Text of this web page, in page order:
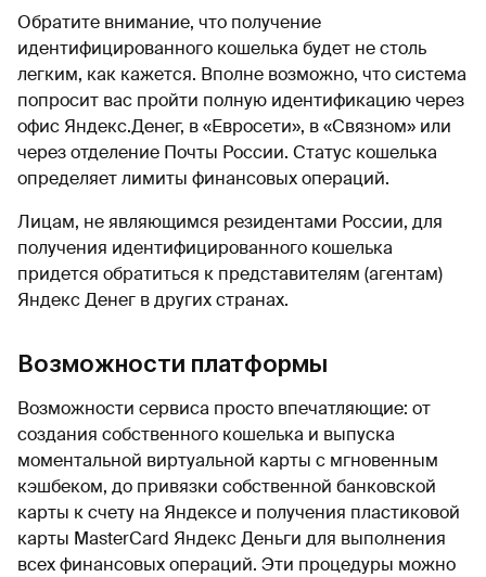
Обратите внимание, что получение
идентифицированного кошелька будет не столь
легким, как кажется. Вполне возможно, что система
попросит вас пройти полную идентификацию через
офис Яндекс.Денег, в «Евросети», в «Связном» или
через отделение Почты России. Статус кошелька
определяет лимиты финансовых операций.
Лицам, не являющимся резидентами России, для
получения идентифицированного кошелька
придется обратиться к представителям (агентам)
Яндекс Денег в других странах.
Возможности платформы
Возможности сервиса просто впечатляющие: от
создания собственного кошелька и выпуска
моментальной виртуальной карты с мгновенным
кэшбеком, до привязки собственной банковской
карты к счету на Яндексе и получения пластиковой
карты MasterCard Яндекс Деньги для выполнения
всех финансовых операций. Эти процедуры можно